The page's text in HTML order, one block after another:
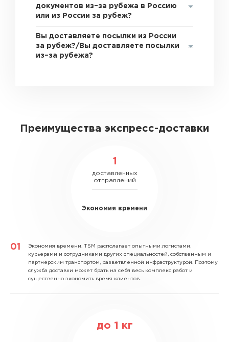
документов из–за рубежа в Россию
или из России за рубеж?
Вы доставляете посылки из России
за рубеж?/Вы доставляете посылки
из–за рубежа?
Преимущества экспресс-доставки
1
доставленных
отправлений
Экономия времени
Экономия времени. TSM располагает опытными логистами,
курьерами и сотрудниками других специальностей, собственным и
партнерским транспортом, разветвленной инфраструктурой. Поэтому
служба доставки может брать на себя весь комплекс работ и
существенно экономить время клиентов.
до 1 кг